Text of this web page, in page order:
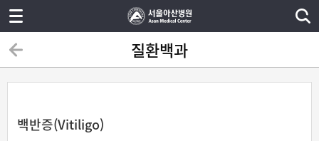
질환백과
백반증(Vitiligo)